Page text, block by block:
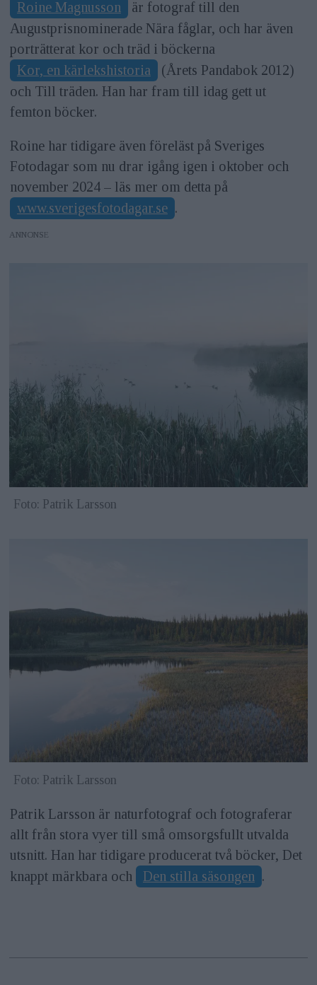
Roine Magnusson
är fotograf till den
Augustprisnominerade Nära fåglar, och har även
porträtterat kor och träd i böckerna
Kor, en kärlekshistoria
(Årets Pandabok 2012)
och Till träden. Han har fram till idag gett ut
femton böcker.
Roine har tidigare även föreläst på Sveriges
Fotodagar som nu drar igång igen i oktober och
november 2024 – läs mer om detta på
www.sverigesfotodagar.se .
ANNONS
Foto: Patrik Larsson
Foto: Patrik Larsson
Patrik Larsson är naturfotograf och fotograferar
allt från stora vyer till små omsorgsfullt utvalda
utsnitt. Han har tidigare producerat två böcker, Det
knappt märkbara och
Den stilla säsongen .